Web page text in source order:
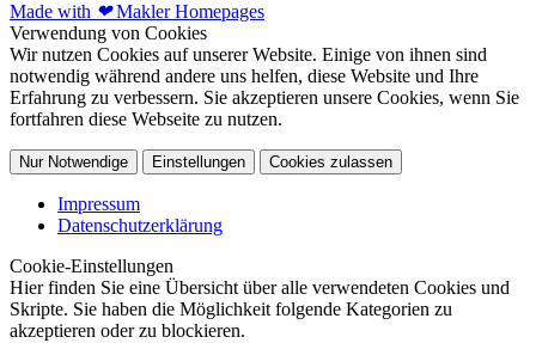
Made with ❤Makler Homepages
Verwendung von Cookies
Wir nutzen Cookies auf unserer Website. Einige von ihnen sind
notwendig während andere uns helfen, diese Website und Ihre
Erfahrung zu verbessern. Sie akzeptieren unsere Cookies, wenn Sie
fortfahren diese Webseite zu nutzen.
Nur Notwendige Einstellungen Cookies zulassen
Impressum
Datenschutzerklärung
Cookie-Einstellungen
Hier finden Sie eine Übersicht über alle verwendeten Cookies und
Skripte. Sie haben die Möglichkeit folgende Kategorien zu
akzeptieren oder zu blockieren.